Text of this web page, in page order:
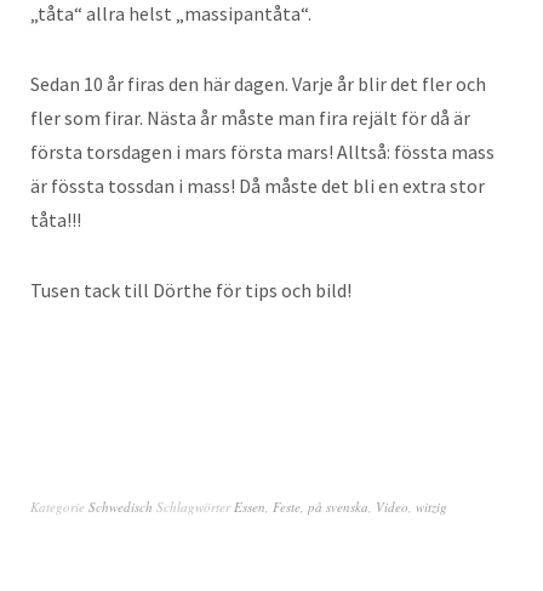
„tåta“ allra helst „massipantåta“.
Sedan 10 år firas den här dagen. Varje år blir det fler och
fler som firar. Nästa år måste man fira rejält för då är
första torsdagen i mars första mars! Alltså: fössta mass
är fössta tossdan i mass! Då måste det bli en extra stor
tåta!!!
Tusen tack till Dörthe för tips och bild!
Kategorie Schwedisch SchlagwörterEssen, Feste, på svenska, Video, witzig